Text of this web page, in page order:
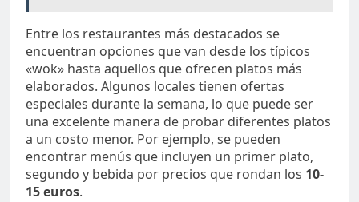
Entre los restaurantes más destacados se
encuentran opciones que van desde los típicos
«wok» hasta aquellos que ofrecen platos más
elaborados. Algunos locales tienen ofertas
especiales durante la semana, lo que puede ser
una excelente manera de probar diferentes platos
a un costo menor. Por ejemplo, se pueden
encontrar menús que incluyen un primer plato,
segundo y bebida por precios que rondan los 10-
15 euros.